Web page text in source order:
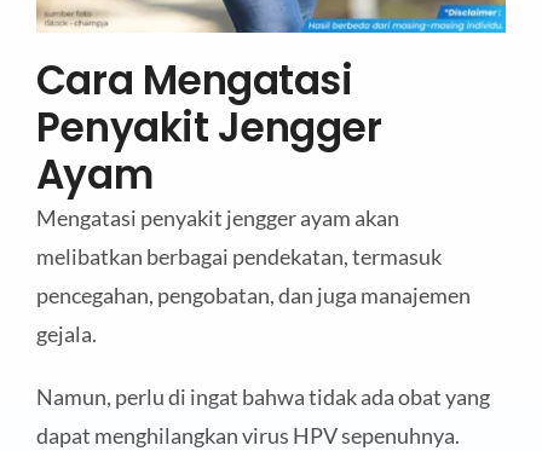
Cara Mengatasi
Penyakit Jengger
Ayam
Mengatasi penyakit jengger ayam akan
melibatkan berbagai pendekatan, termasuk
pencegahan, pengobatan, dan juga manajemen
gejala.
Namun, perlu di ingat bahwa tidak ada obat yang
dapat menghilangkan virus HPV sepenuhnya.